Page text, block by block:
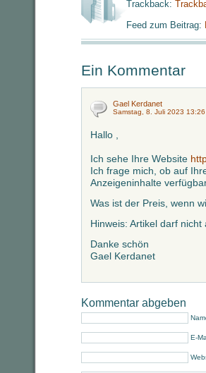
Trackback:
Feed zum Beitrag:
Ein Kommentar
Gael Kerdanet
Samstag, 8. Juli 2023 13:26
Hallo ,
Ich sehe Ihre Website
Ich frage mich, ob auf
Anzeigeninhalte
Was ist der Preis, wenn
Hinweis: Artikel darf
Danke schön
Gael Kerdanet
Kommentar abgeben
E-